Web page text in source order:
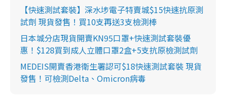
【快速測試套裝】深水埗電子特賣城$15快速抗原測
試劑 現貨發售！買10支再送3支檢測棒
日本城分店現貨開賣KN95口罩+快速測試套裝優
惠！$128買到成人立體口罩2盒+5支抗原檢測試劑
MEDEIS開賣香港衛生署認可$18快速測試套裝 現貨
發售！可檢測Delta、Omicron病毒